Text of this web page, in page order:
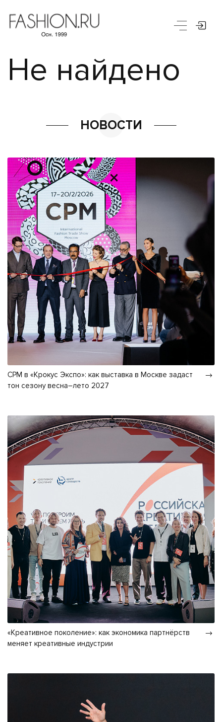
Не найдено
НОВОСТИ
CPM в «Крокус Экспо»: как выставка в Москве задаст
тон сезону весна–лето 2027
«Креативное поколение»: как экономика партнёрств
меняет креативные индустрии